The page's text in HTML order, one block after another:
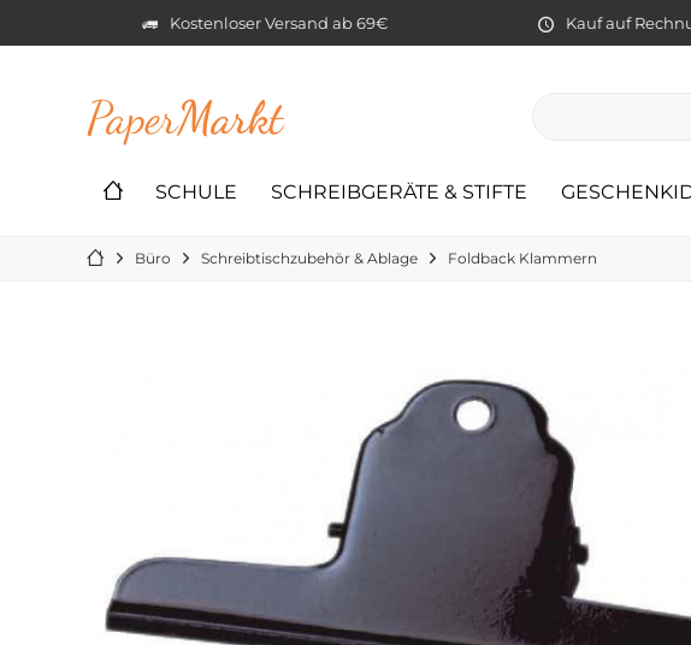
Kostenloser Versand ab 69€ Kauf auf
PaperMarkt
SCHULE SCHREIBGERÄTE & STIFTE
Büro Schreibtischzubehör & Ablage Foldback Klammern